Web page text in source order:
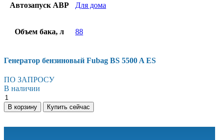
Автозапуск АВР Для дома
Объем бака, л 88
Генератор бензиновый Fubag BS 5500 A ES
ПО ЗАПРОСУ
В наличии
В корзину Купить сейчас